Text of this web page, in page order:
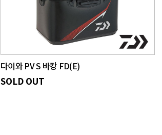
다이와 PV S 바캉 FD(E)
SOLD OUT